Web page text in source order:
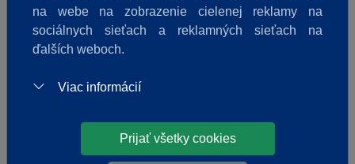
PENOVÉ SKLO EFEKTÍVNE ODSTRAŇUJE
TEPELNÉ MOSTY
Trendom v rodinnej výstavbe je znižovanie tepelných strát a
výstavba tzv. nízkoenergetických, pasívnych domov. Popri
na webe na zobrazenie cielenej reklamy na
sociálnych sieťach a reklamných sieťach na
ďalších weboch.
Viac informácií
Prijať všetky cookies